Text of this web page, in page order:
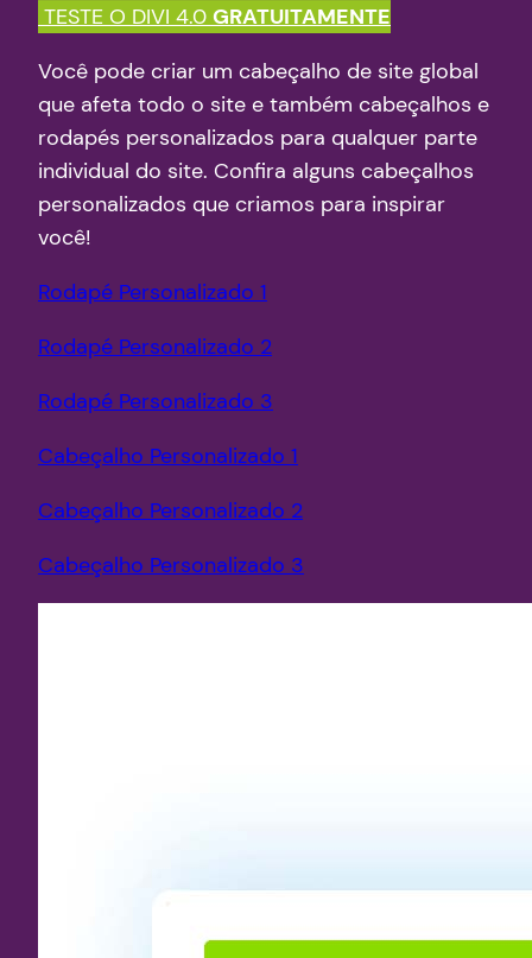
TESTE O DIVI 4.0 GRATUITAMENTE
Você pode criar um cabeçalho de site global
que afeta todo o site e também cabeçalhos e
rodapés personalizados para qualquer parte
individual do site. Confira alguns cabeçalhos
personalizados que criamos para inspirar
você!
Rodapé Personalizado 1
Rodapé Personalizado 2
Rodapé Personalizado 3
Cabeçalho Personalizado 1
Cabeçalho Personalizado 2
Cabeçalho Personalizado 3